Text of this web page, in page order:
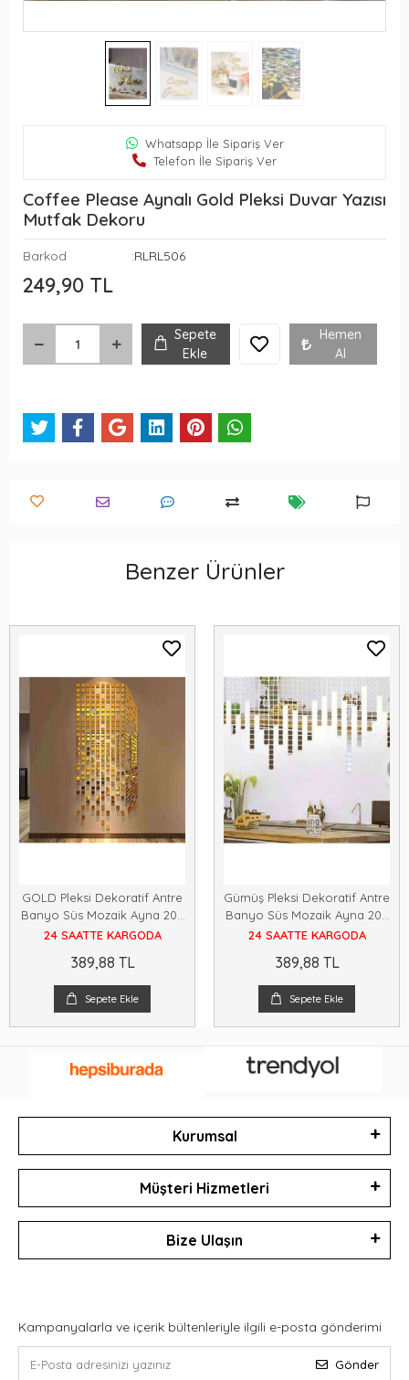
Whatsapp İle Sipariş Ver
Telefon İle Sipariş Ver
Coffee Please Aynalı Gold Pleksi Duvar Yazısı
Mutfak Dekoru
Barkod :RLRL506
249,90 TL
Sepete
Ekle
Hemen
Al
Benzer Ürünler
GOLD Pleksi Dekoratif Antre
Banyo Süs Mozaik Ayna 200
Adet 3 cm * 3 cm
24 SAATTE KARGODA
389,88 TL
Sepete Ekle
Gümüş Pleksi Dekoratif Antre
Banyo Süs Mozaik Ayna 200
Adet 3 cm * 3 cm
24 SAATTE KARGODA
389,88 TL
Sepete Ekle
Kurumsal
Müşteri Hizmetleri
Bize Ulaşın
Kampanyalarla ve içerik bültenleriyle ilgili e-posta gönderimi
Gönder